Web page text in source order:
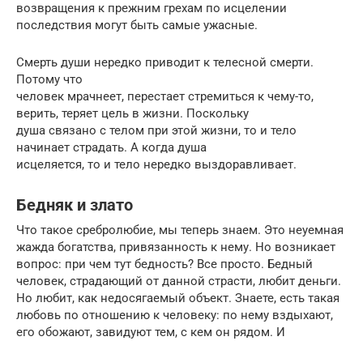
возвращения к прежним грехам по исцелении
последствия могут быть самые ужасные.
Смерть души нередко приводит к телесной смерти.
Потому что
человек мрачнеет, перестает стремиться к чему-то,
верить, теряет цель в жизни. Поскольку
душа связано с телом при этой жизни, то и тело
начинает страдать. А когда душа
исцеляется, то и тело нередко выздоравливает.
Бедняк и злато
Что такое сребролюбие, мы теперь знаем. Это неуемная
жажда богатства, привязанность к нему. Но возникает
вопрос: при чем тут бедность? Все просто. Бедный
человек, страдающий от данной страсти, любит деньги.
Но любит, как недосягаемый объект. Знаете, есть такая
любовь по отношению к человеку: по нему вздыхают,
его обожают, завидуют тем, с кем он рядом. И